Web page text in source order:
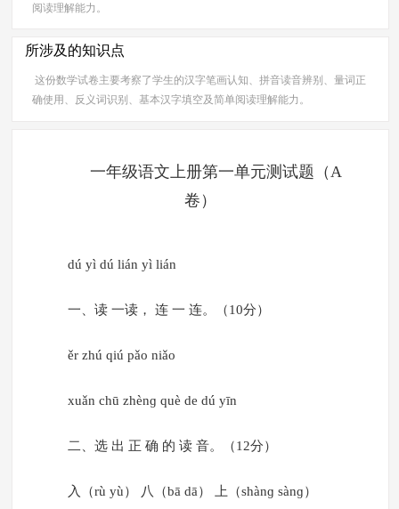
阅读理解能力。
所涉及的知识点
这份数学试卷主要考察了学生的汉字笔画认知、拼音读音辨别、量词正
确使用、反义词识别、基本汉字填空及简单阅读理解能力。
一年级语文上册第一单元测试题（A
卷）
dú yì dú lián yì lián
一、读 一读， 连 一 连。（10分）
ěr zhú qiú pǎo niǎo
xuǎn chū zhènɡ què de dú yīn
二、选 出 正 确 的 读 音。（12分）
入（rù yù） 八（bā dā） 上（shànɡ sànɡ）